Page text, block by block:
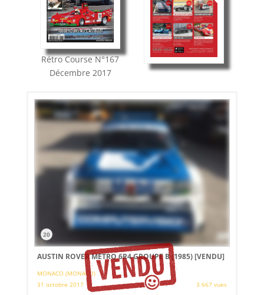
Rétro CourseN°167
Décembre 2017
20
AUSTIN ROVER METRO 6R4 GROUPE B (1985)[VENDU]
MONACO (MONACO)
31 octobre 2017
3 667 vues